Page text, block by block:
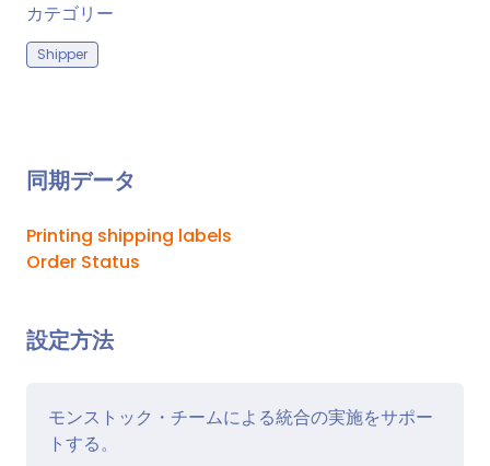
カテゴリー
Shipper
同期データ
Printing shipping labels
Order Status
設定方法
モンストック・チームによる統合の実施をサポー
トする。